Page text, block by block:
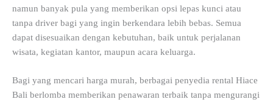
namun banyak pula yang memberikan opsi lepas kunci atau
tanpa driver bagi yang ingin berkendara lebih bebas. Semua
dapat disesuaikan dengan kebutuhan, baik untuk perjalanan
wisata, kegiatan kantor, maupun acara keluarga.
Bagi yang mencari harga murah, berbagai penyedia rental Hiace
Bali berlomba memberikan penawaran terbaik tanpa mengurangi